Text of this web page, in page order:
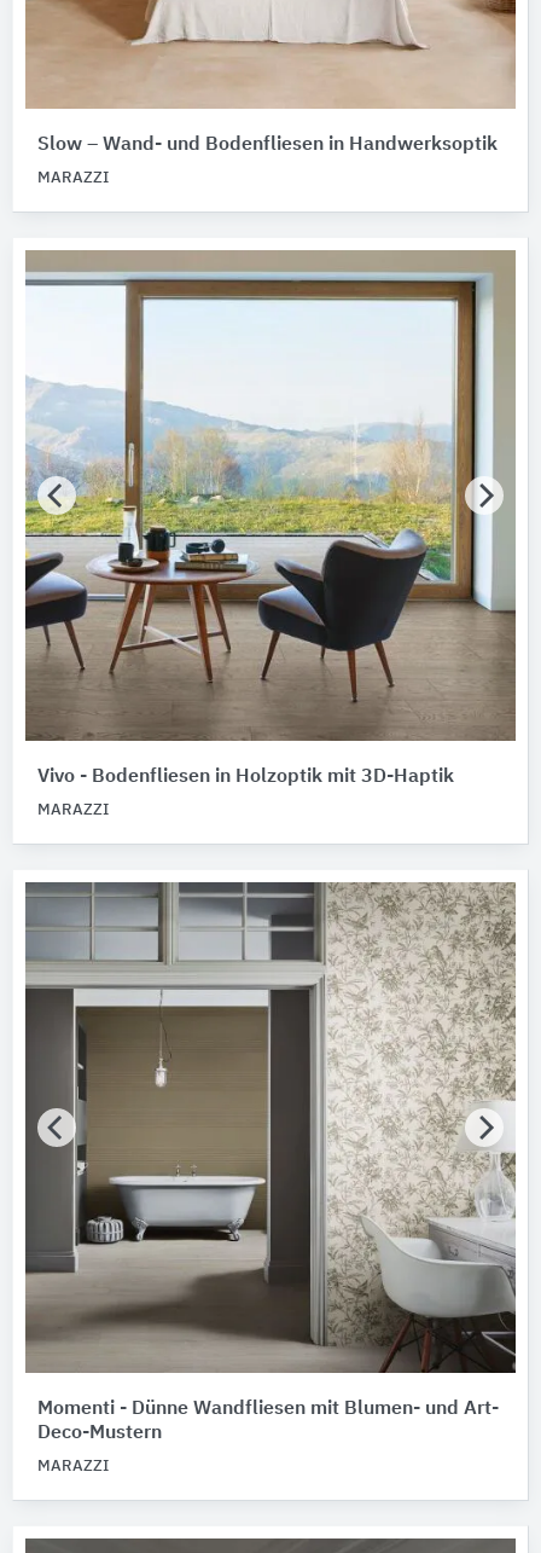
Slow – Wand- und Bodenfliesen in Handwerksoptik
MARAZZI
Vivo - Bodenfliesen in Holzoptik mit 3D-Haptik
MARAZZI
Momenti - Dünne Wandfliesen mit Blumen- und Art-
Deco-Mustern
MARAZZI